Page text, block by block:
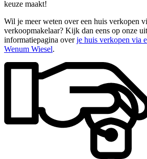
keuze maakt!
Wil je meer weten over een huis verkopen
verkoopmakelaar? Kijk dan eens op onze
informatiepagina overje huis verkopen via
Wenum Wiesel.